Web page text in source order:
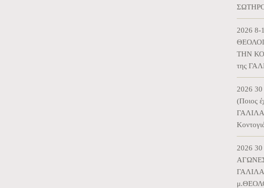
2026
ΤΗΝ
της
2026 30
(Ποιος
2026